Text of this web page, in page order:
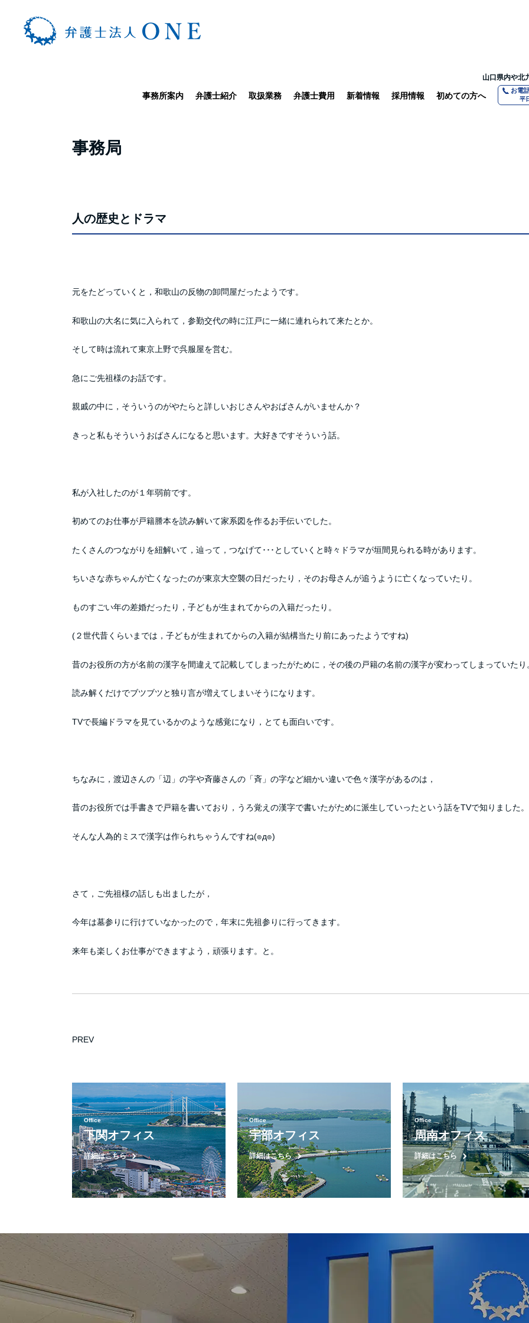
山口県内や北
事務所案内 弁護士紹介 取扱業務 弁護士費用 新着情報 採用情報 初めての方へ
お電
平
事務局
人の歴史とドラマ
元をたどっていくと，和歌山の反物の卸問屋だったようです。
和歌山の大名に気に入られて，参勤交代の時に江戸に一緒に連れられて来たとか。
そして時は流れて東京上野で呉服屋を営む。
急にご先祖様のお話です。
親戚の中に，そういうのがやたらと詳しいおじさんやおばさんがいませんか？
きっと私もそういうおばさんになると思います。大好きですそういう話。
私が入社したのが１年弱前です。
初めてのお仕事が戸籍謄本を読み解いて家系図を作るお手伝いでした。
たくさんのつながりを紐解いて，辿って，つなげて･･･としていくと時々ドラマが垣間見られる時があります。
ちいさな赤ちゃんが亡くなったのが東京大空襲の日だったり，そのお母さんが追うように亡くなっていたり。
ものすごい年の差婚だったり，子どもが生まれてからの入籍だったり。
(２世代昔くらいまでは，子どもが生まれてからの入籍が結構当たり前にあったようですね)
昔のお役所の方が名前の漢字を間違えて記載してしまったがために，その後の戸籍の名前の漢字が変わってしまっていたり
読み解くだけでブツブツと独り言が増えてしまいそうになります。
TVで長編ドラマを見ているかのような感覚になり，とても面白いです。
ちなみに，渡辺さんの「辺」の字や斉藤さんの「斉」の字など細かい違いで色々漢字があるのは，
昔のお役所では手書きで戸籍を書いており，うろ覚えの漢字で書いたがために派生していったという話をTVで知りました。
そんな人為的ミスで漢字は作られちゃうんですね(๏д๏)
さて，ご先祖様の話しも出ましたが，
今年は墓参りに行けていなかったので，年末に先祖参りに行ってきます。
来年も楽しくお仕事ができますよう，頑張ります。と。
PREV
Office
下関オフィス
詳細はこちら
Office
宇部オフィス
詳細はこちら
Office
周南オフィス
詳細はこちら